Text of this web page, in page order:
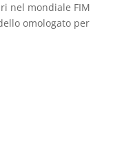
nel mondiale FIM
omologato per